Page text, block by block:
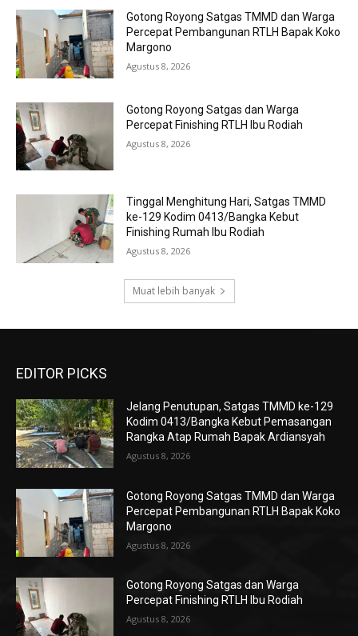
Gotong Royong Satgas TMMD dan Warga
Percepat Pembangunan RTLH Bapak Koko
Margono
Agustus 8, 2026
Gotong Royong Satgas dan Warga
Percepat Finishing RTLH Ibu Rodiah
Agustus 8, 2026
Tinggal Menghitung Hari, Satgas TMMD
ke-129 Kodim 0413/Bangka Kebut
Finishing Rumah Ibu Rodiah
Agustus 8, 2026
Muat lebih banyak
EDITOR PICKS
Jelang Penutupan, Satgas TMMD ke-129
Kodim 0413/Bangka Kebut Pemasangan
Rangka Atap Rumah Bapak Ardiansyah
Agustus 8, 2026
Gotong Royong Satgas TMMD dan Warga
Percepat Pembangunan RTLH Bapak Koko
Margono
Agustus 8, 2026
Gotong Royong Satgas dan Warga
Percepat Finishing RTLH Ibu Rodiah
Agustus 8, 2026